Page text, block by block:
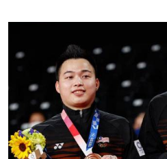
Sukan Olimpik...